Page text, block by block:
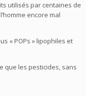
utilisés par centaines de
encore mal
« POPs » lipophiles et
que les pesticides, sans